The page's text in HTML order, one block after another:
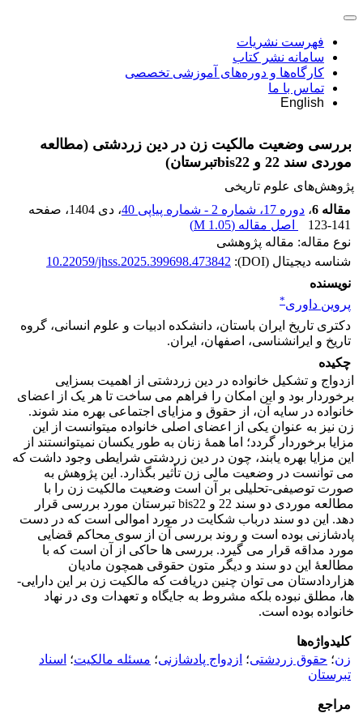
فهرست نشریات
سامانه نشر کتاب
کارگاه‌ها و دوره‌های آموزشی تخصصی
تماس با ما
English
بررسی وضعیت مالکیت زن در دین زردشتی (مطالعه
موردی سند 22 و bis22تبرستان)
پژوهش‌های علوم تاریخی
مقاله 6
، دوره 17، شماره 2 - شماره پیاپی 40 ، دی 1404
، صفحه
123-141
اصل مقاله (1.05 M
)
نوع مقاله: مقاله پژوهشی
شناسه دیجیتال (DOI):
10.22059/jhss.2025.399698.473842
نویسنده
پروین داوری*
دکتری تاریخ ایران باستان، دانشکده ادبیات و علوم انسانی، گروه
تاریخ و ایرانشناسی، اصفهان، ایران.
چکیده
ازدواج و تشکیل خانواده در دین زردشتی از اهمیت بسزایی
برخوردار بود و این امکان را فراهم می­ ساخت تا هر یک از اعضای
خانواده در سایه آن، از حقوق و مزایای اجتماعی بهره­ مند شوند.
زن نیز به عنوان یکی از اعضای اصلی خانواده می­توانست از این
مزایا برخوردار گردد؛ اما همۀ زنان به طور یکسان نمی­توانستند از
این مزایا بهره یابند، چون در دین زردشتی شرایطی وجود داشت که
می­ توانست در وضعیت مالی زن تأثیر بگذارد. این پژوهش به
صورت توصیفی-تحلیلی بر آن است وضعیت مالکیت زن را با
مطالعه موردی دو سند 22 و bis22 تبرستان مورد بررسی قرار
دهد. این دو سند درباب شکایت در مورد اموالی است که در دست
پادشازنی بوده است و روند بررسی آن از سوی محاکم قضایی
مورد مداقه قرار می­ گیرد. بررسی­ ها حاکی از آن است که با
مطالعۀ این دو سند و دیگر متون حقوقی همچون مادیان
هزاردادستان می ­توان چنین دریافت که مالکیت زن بر این دارایی­
ها، مطلق نبوده بلکه مشروط به جایگاه و تعهدات وی در نهاد
خانواده بوده است.
کلیدواژه‌ها
زن؛ حقوق زردشتی؛ ازدواج پادشازنی؛ مسئله مالکیت؛ اسناد
تبرستان
مراجع